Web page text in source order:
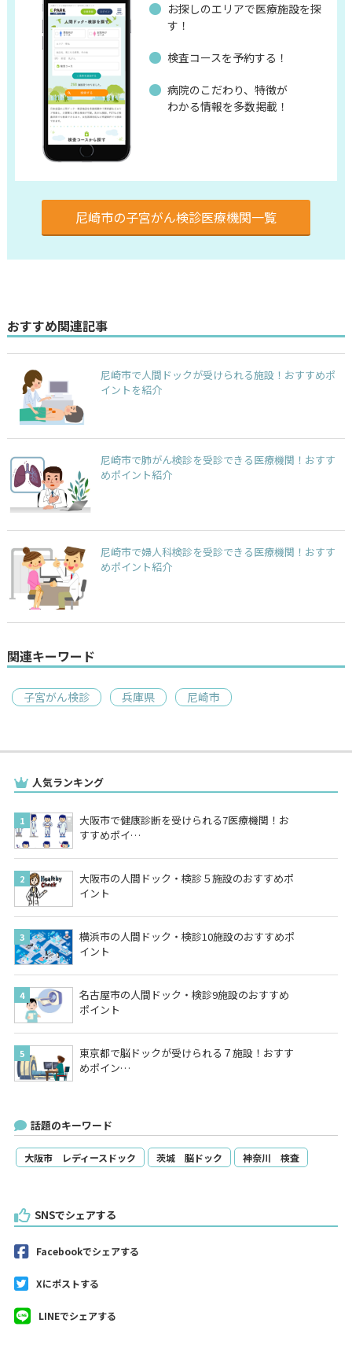
お探しのエリアで医療施設を探
す！
検査コースを予約する！
病院のこだわり、特徴が
わかる情報を多数掲載！
尼崎市の子宮がん検診医療機関一覧
おすすめ関連記事
尼崎市で人間ドックが受けられる施設！おすすめポ
イントを紹介
尼崎市で肺がん検診を受診できる医療機関！おすす
めポイント紹介
尼崎市で婦人科検診を受診できる医療機関！おすす
めポイント紹介
関連キーワード
子宮がん検診 兵庫県 尼崎市
人気ランキング
大阪市で健康診断を受けられる7医療機関！お
すすめポイ…
大阪市の人間ドック・検診５施設のおすすめポ
イント
横浜市の人間ドック・検診10施設のおすすめポ
イント
名古屋市の人間ドック・検診9施設のおすすめ
ポイント
東京都で脳ドックが受けられる７施設！おすす
めポイン…
話題のキーワード
大阪市 レディースドック 茨城 脳ドック 神奈川 検査
SNSでシェアする
Facebookでシェアする
Xにポストする
LINEでシェアする